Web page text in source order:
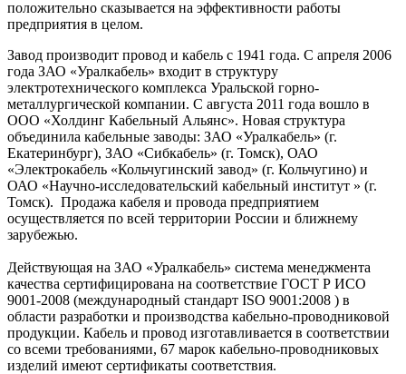
положительно сказывается на эффективности работы
предприятия в целом.
Завод производит провод и кабель с 1941 года. С апреля 2006
года ЗАО «Уралкабель» входит в структуру
электротехнического комплекса Уральской горно-
металлургической компании. С августа 2011 года вошло в
ООО «Холдинг Кабельный Альянс». Новая структура
объединила кабельные заводы: ЗАО «Уралкабель» (г.
Екатеринбург), ЗАО «Сибкабель» (г. Томск), ОАО
«Электрокабель «Кольчугинский завод» (г. Кольчугино) и
ОАО «Научно-исследовательский кабельный институт » (г.
Томск). Продажа кабеля и провода предприятием
осуществляется по всей территории России и ближнему
зарубежью.
Действующая на ЗАО «Уралкабель» система менеджмента
качества сертифицирована на соответствие ГОСТ Р ИСО
9001-2008 (международный стандарт ISO 9001:2008 ) в
области разработки и производства кабельно-проводниковой
продукции. Кабель и провод изготавливается в соответствии
со всеми требованиями, 67 марок кабельно-проводниковых
изделий имеют сертификаты соответствия.